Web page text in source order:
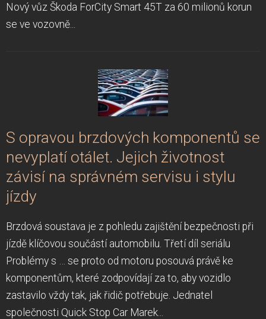
Nový vůz Škoda ForCity Smart 45T za 60 milionů korun
se ve vozovně...
S opravou brzdových komponentů se
nevyplatí otálet. Jejich životnost
závisí na správném servisu i stylu
jízdy
Brzdová soustava je z pohledu zajištění bezpečnosti při
jízdě klíčovou součástí automobilu. Třetí díl seriálu
Problémy s … se proto od motoru posouvá právě ke
komponentům, které zodpovídají za to, aby vozidlo
zastavilo vždy tak, jak řidič potřebuje. Jednatel
společnosti Quick Stop Car Marek...